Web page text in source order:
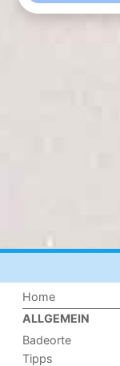
Home
ALLGEMEIN
Badeorte
Tipps